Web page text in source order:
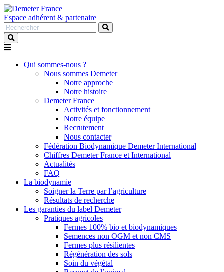
Espace adhérent & partenaire
Rechercher
:
Qui sommes-nous ?
Nous sommes Demeter
Notre approche
Notre histoire
Demeter France
Activités et fonctionnement
Notre équipe
Recrutement
Nous contacter
Fédération Biodynamique Demeter International
Chiffres Demeter France et International
Actualités
FAQ
La biodynamie
Soigner la Terre par l’agriculture
Résultats de recherche
Les garanties du label Demeter
Pratiques agricoles
Fermes 100% bio et biodynamiques
Semences non OGM et non CMS
Fermes plus résilientes
Régénération des sols
Soin du végétal